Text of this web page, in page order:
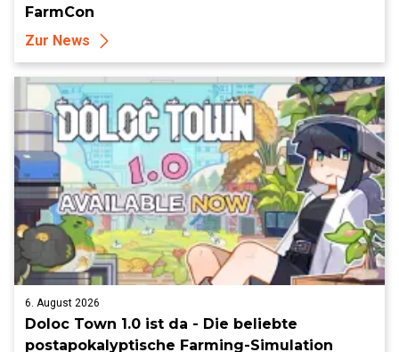
FarmCon
Zur News
6. August 2026
Doloc Town 1.0 ist da - Die beliebte
postapokalyptische Farming-Simulation